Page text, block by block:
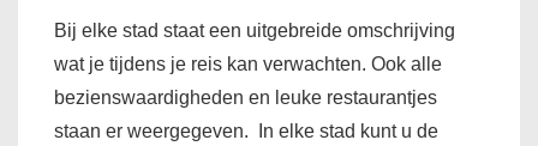
Bij elke stad staat een uitgebreide omschrijving
wat je tijdens je reis kan verwachten. Ook alle
bezienswaardigheden en leuke restaurantjes
staan er weergegeven. In elke stad kunt u de